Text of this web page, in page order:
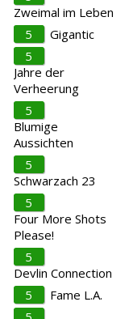
Zweimal im Leben
5
Gigantic
5
Jahre der
Verheerung
5
Blumige
Aussichten
5
Schwarzach 23
5
Four More Shots
Please!
5
Devlin Connection
5
Fame L.A.